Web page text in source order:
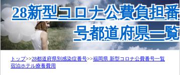
28新型コロナ公費負担番
号都道府県一覧
トップ>>28都道府県別感染症番号>>福岡県 新型コロナ公費番号一覧
宿泊ホテル療養費用